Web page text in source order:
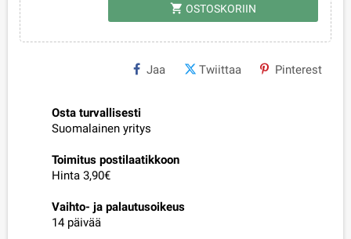
shopping_cart OSTOSKORIIN
Jaa Twiittaa Pinterest
Osta turvallisesti
Suomalainen yritys
Toimitus postilaatikkoon
Hinta 3,90€
Vaihto- ja palautusoikeus
14 päivää